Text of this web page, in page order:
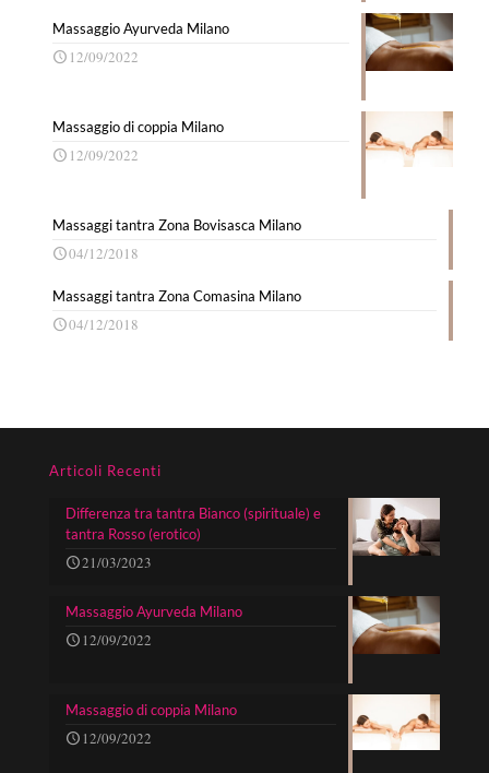
Massaggio Ayurveda Milano
12/09/2022
Massaggio di coppia Milano
12/09/2022
Massaggi tantra Zona Bovisasca Milano
04/12/2018
Massaggi tantra Zona Comasina Milano
04/12/2018
Articoli Recenti
Differenza tra tantra Bianco (spirituale) e
tantra Rosso (erotico)
21/03/2023
Massaggio Ayurveda Milano
12/09/2022
Massaggio di coppia Milano
12/09/2022